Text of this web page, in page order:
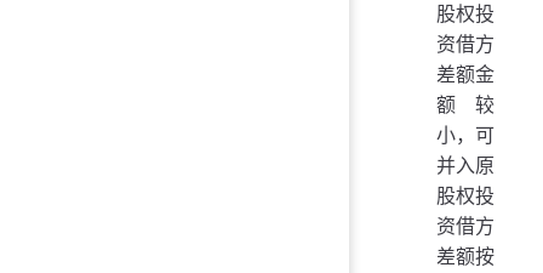
股权投
资借方
差额金
额较
小，可
并入原
股权投
资借方
差额按